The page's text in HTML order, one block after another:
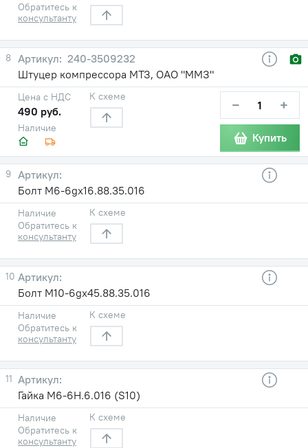
Обратитесь к
консультанту
8
240-3509232
Штуцер компрессора МТЗ, ОАО "ММЗ"
Наличие
Цена с НДС
490 руб.
К схеме − +
Купить
9
Болт M6-6gx16.88.35.016
Наличие
Обратитесь к
консультанту
К схеме
10
Болт M10-6gx45.88.35.016
Наличие
Обратитесь к
консультанту
К схеме
11
Гайка М6-6Н.6.016 (S10)
Наличие
Обратитесь к
консультанту
К схеме